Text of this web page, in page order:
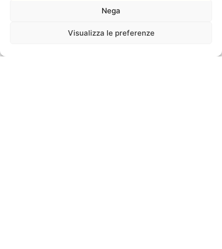
Nega
Visualizza le preferenze